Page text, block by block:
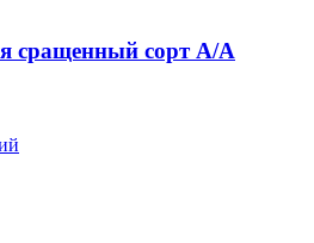
сращенный сорт А/А